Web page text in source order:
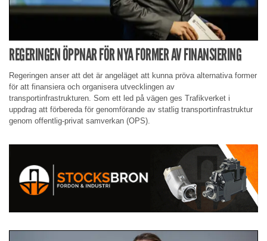
REGERINGEN ÖPPNAR FÖR NYA FORMER AV FINANSIERING
Regeringen anser att det är angeläget att kunna pröva alternativa former
för att finansiera och organisera utvecklingen av
transportinfrastrukturen. Som ett led på vägen ges Trafikverket i
uppdrag att förbereda för genomförande av statlig transportinfrastruktur
genom offentlig-privat samverkan (OPS).